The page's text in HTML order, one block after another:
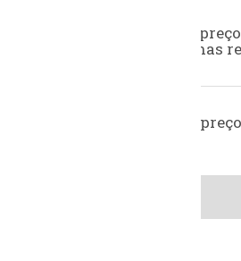
Evolução do
da gasolina nas
Histórico do